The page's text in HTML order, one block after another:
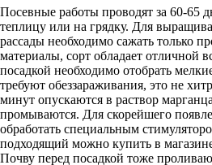
Посевные работы проводят за 60-65
теплицу или на грядку. Для
рассады необходимо сажать только
материалы, сорт обладает отличной
посадкой необходимо отобрать
требуют обеззараживания, это не
минут опускаются в раствор
промываются. Для скорейшего
обработать специальным
подходящий можно купить в
Почву перед посадкой тоже